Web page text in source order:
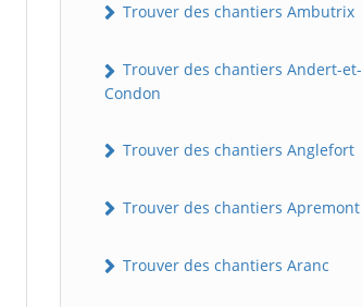
Trouver des chantiers Ambutrix
Trouver des chantiers Andert-et-
Condon
Trouver des chantiers Anglefort
Trouver des chantiers Apremont
Trouver des chantiers Aranc